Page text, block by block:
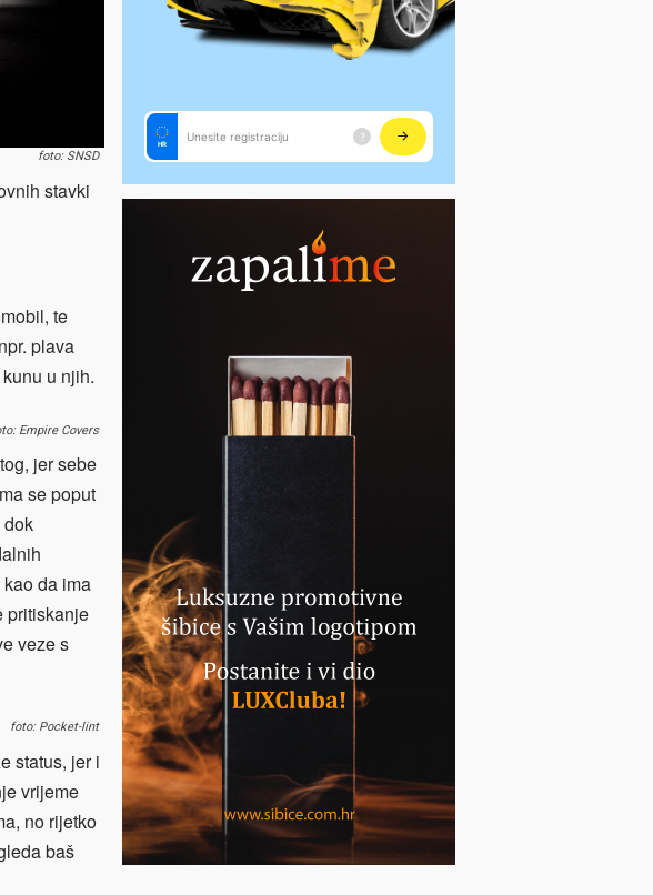
foto: SNSD
stavki
te
plava
u njih.
Empire Covers
jer sebe
se poput
dok
da ima
pritiskanje
veze s
foto: Pocket-lint
status, jer i
vrijeme
no rijetko
baš